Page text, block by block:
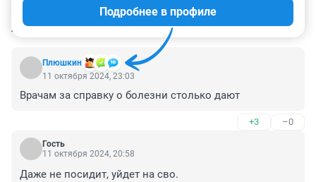
КОММЕНТАРИИ 5
Плюшкин
Подробнее в профиле
11 октября 2024, 23:03
Врачам за справку о болезни столько дают
+3 –0
Гость
11 октября 2024, 20:58
Даже не посидит, уйдет на сво.